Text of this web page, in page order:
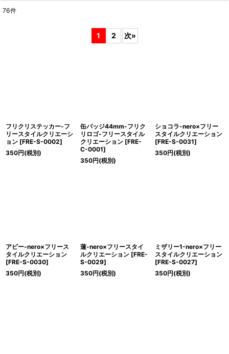
76件
1 2 次»
フリクリステッカー-フ
リースタイルクリエーシ
ョン [FRE-S-0002]
350円(税別)
缶バッジ44mm-フリク
リロゴ-フリースタイル
クリエーション [FRE-
C-0001]
350円(税別)
ショコラ-nero×フリー
スタイルクリエーション
[FRE-S-0031]
350円(税別)
アビー-nero×フリース
タイルクリエーション
[FRE-S-0030]
350円(税別)
蓮-nero×フリースタイ
ルクリエーション [FRE-
S-0029]
350円(税別)
ミザリー1-nero×フリー
スタイルクリエーション
[FRE-S-0027]
350円(税別)